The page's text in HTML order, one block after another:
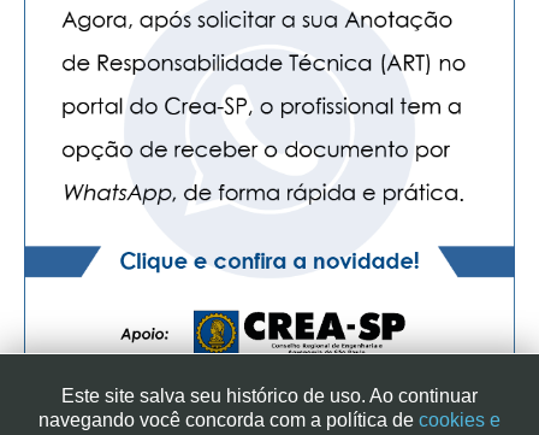
Este site salva seu histórico de uso. Ao continuar
navegando você concorda com a política de cookies e